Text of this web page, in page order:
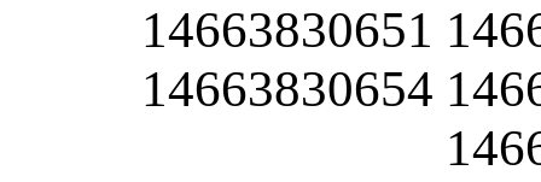
14663830651
14663830654